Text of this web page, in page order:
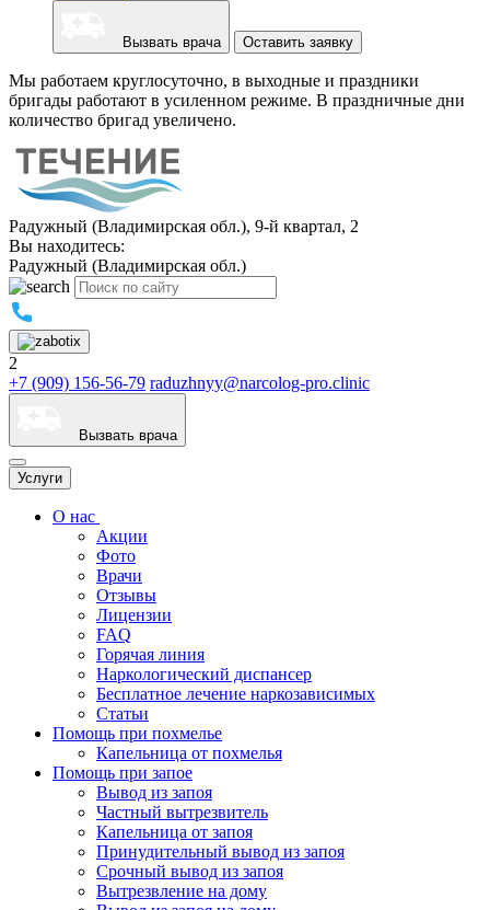
Вызвать врача Оставить заявку
Мы работаем круглосуточно, в выходные и праздники
бригады работают в усиленном режиме. В праздничные дни
количество бригад увеличено.
Радужный (Владимирская обл.), 9-й квартал, 2
Вы находитесь:
Радужный (Владимирская обл.)
2
+7 (909) 156-56-79 raduzhnyy@narcolog-pro.clinic
Вызвать врача
Услуги
О нас
Акции
Фото
Врачи
Отзывы
Лицензии
FAQ
Горячая линия
Наркологический диспансер
Бесплатное лечение наркозависимых
Статьи
Помощь при похмелье
Капельница от похмелья
Помощь при запое
Вывод из запоя
Частный вытрезвитель
Капельница от запоя
Принудительный вывод из запоя
Срочный вывод из запоя
Вытрезвление на дому